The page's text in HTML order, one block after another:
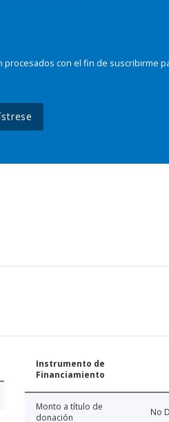
con el fin de suscribirme
Instrumento de
Financiamiento
Monto a título de
donación
No